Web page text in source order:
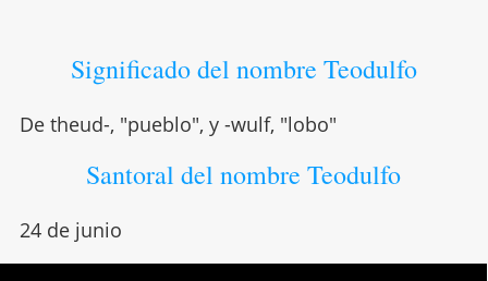
Significado del nombre Teodulfo
De theud-, "pueblo", y -wulf, "lobo"
Santoral del nombre Teodulfo
24 de junio